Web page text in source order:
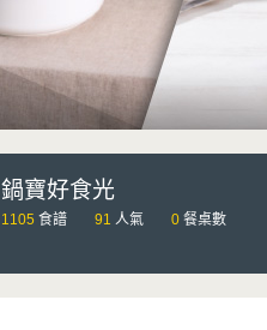
鍋寶好食光
1105 食譜 91 人氣 0 餐桌數